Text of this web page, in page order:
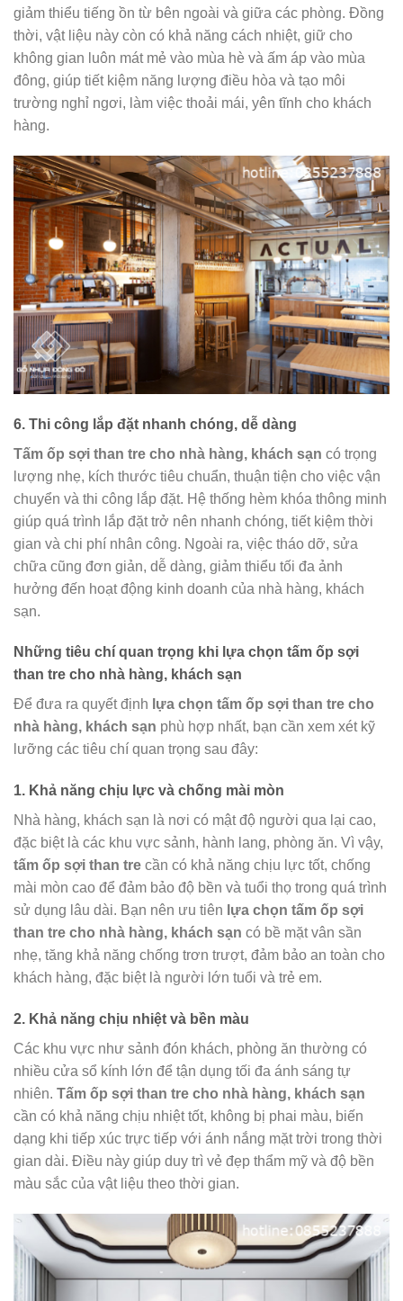
giảm thiểu tiếng ồn từ bên ngoài và giữa các phòng. Đồng
thời, vật liệu này còn có khả năng cách nhiệt, giữ cho
không gian luôn mát mẻ vào mùa hè và ấm áp vào mùa
đông, giúp tiết kiệm năng lượng điều hòa và tạo môi
trường nghỉ ngơi, làm việc thoải mái, yên tĩnh cho khách
hàng.
6. Thi công lắp đặt nhanh chóng, dễ dàng
Tấm ốp sợi than tre cho nhà hàng, khách sạn có trọng
lượng nhẹ, kích thước tiêu chuẩn, thuận tiện cho việc vận
chuyển và thi công lắp đặt. Hệ thống hèm khóa thông minh
giúp quá trình lắp đặt trở nên nhanh chóng, tiết kiệm thời
gian và chi phí nhân công. Ngoài ra, việc tháo dỡ, sửa
chữa cũng đơn giản, dễ dàng, giảm thiểu tối đa ảnh
hưởng đến hoạt động kinh doanh của nhà hàng, khách
sạn.
Những tiêu chí quan trọng khi lựa chọn tấm ốp sợi
than tre cho nhà hàng, khách sạn
Để đưa ra quyết định lựa chọn tấm ốp sợi than tre cho
nhà hàng, khách sạn phù hợp nhất, bạn cần xem xét kỹ
lưỡng các tiêu chí quan trọng sau đây:
1. Khả năng chịu lực và chống mài mòn
Nhà hàng, khách sạn là nơi có mật độ người qua lại cao,
đặc biệt là các khu vực sảnh, hành lang, phòng ăn. Vì vậy,
tấm ốp sợi than tre cần có khả năng chịu lực tốt, chống
mài mòn cao để đảm bảo độ bền và tuổi thọ trong quá trình
sử dụng lâu dài. Bạn nên ưu tiên lựa chọn tấm ốp sợi
than tre cho nhà hàng, khách sạn có bề mặt vân sần
nhẹ, tăng khả năng chống trơn trượt, đảm bảo an toàn cho
khách hàng, đặc biệt là người lớn tuổi và trẻ em.
2. Khả năng chịu nhiệt và bền màu
Các khu vực như sảnh đón khách, phòng ăn thường có
nhiều cửa sổ kính lớn để tận dụng tối đa ánh sáng tự
nhiên. Tấm ốp sợi than tre cho nhà hàng, khách sạn
cần có khả năng chịu nhiệt tốt, không bị phai màu, biến
dạng khi tiếp xúc trực tiếp với ánh nắng mặt trời trong thời
gian dài. Điều này giúp duy trì vẻ đẹp thẩm mỹ và độ bền
màu sắc của vật liệu theo thời gian.